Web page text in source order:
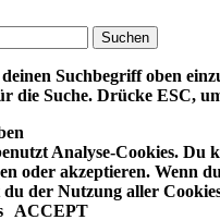
Suchbegriff oben
die Suche. Drücke ESC,
Analyse-Cookies. Du
oder akzeptieren. Wenn
der Nutzung aller
ACCEPT